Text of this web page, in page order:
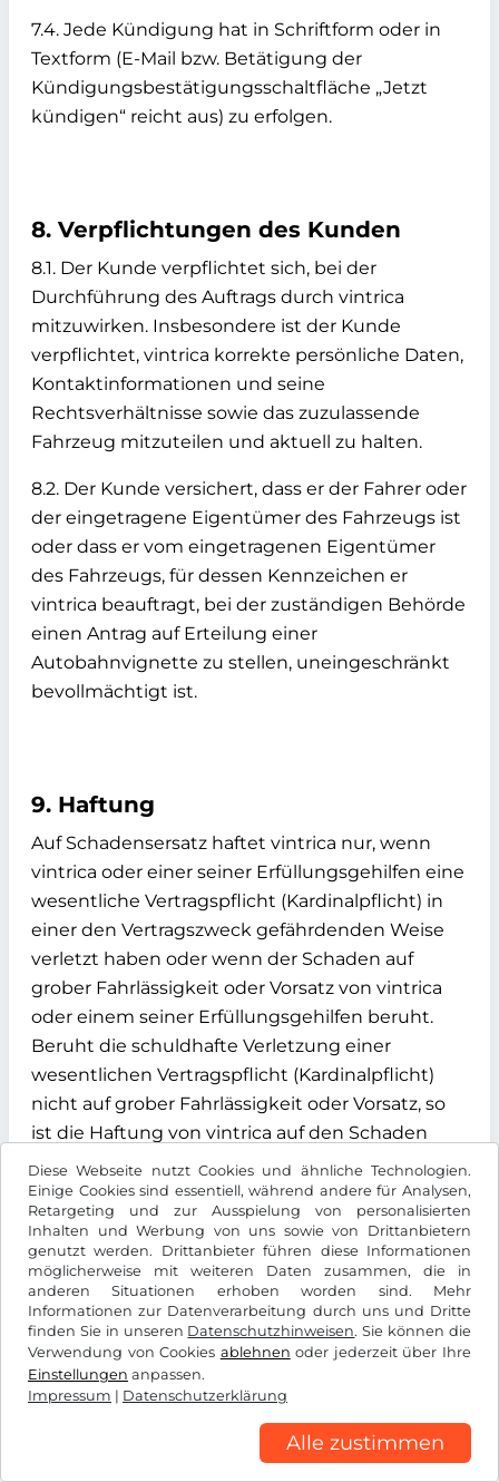
Diese Webseite nutzt Cookies und ähnliche Technologien.
Einige Cookies sind essentiell, während andere für Analysen,
Retargeting und zur Ausspielung von personalisierten
Inhalten und Werbung von uns sowie von Drittanbietern
genutzt werden. Drittanbieter führen diese Informationen
möglicherweise mit weiteren Daten zusammen, die in
anderen Situationen erhoben worden sind. Mehr
Informationen zur Datenverarbeitung durch uns und Dritte
finden Sie in unseren Datenschutzhinweisen. Sie können die
Verwendung von Cookies ablehnen oder jederzeit über Ihre
Einstellungen anpassen.
Impressum | Datenschutzerklärung
Alle zustimmen
7.4. Jede Kündigung hat in Schriftform oder in
Textform (E-Mail bzw. Betätigung der
Kündigungsbestätigungsschaltfläche „Jetzt
kündigen“ reicht aus) zu erfolgen.
8. Verpflichtungen des Kunden
8.1. Der Kunde verpflichtet sich, bei der
Durchführung des Auftrags durch vintrica
mitzuwirken. Insbesondere ist der Kunde
verpflichtet, vintrica korrekte persönliche Daten,
Kontaktinformationen und seine
Rechtsverhältnisse sowie das zuzulassende
Fahrzeug mitzuteilen und aktuell zu halten.
8.2. Der Kunde versichert, dass er der Fahrer oder
der eingetragene Eigentümer des Fahrzeugs ist
oder dass er vom eingetragenen Eigentümer
des Fahrzeugs, für dessen Kennzeichen er
vintrica beauftragt, bei der zuständigen Behörde
einen Antrag auf Erteilung einer
Autobahnvignette zu stellen, uneingeschränkt
bevollmächtigt ist.
9. Haftung
Auf Schadensersatz haftet vintrica nur, wenn
vintrica oder einer seiner Erfüllungsgehilfen eine
wesentliche Vertragspflicht (Kardinalpflicht) in
einer den Vertragszweck gefährdenden Weise
verletzt haben oder wenn der Schaden auf
grober Fahrlässigkeit oder Vorsatz von vintrica
oder einem seiner Erfüllungsgehilfen beruht.
Beruht die schuldhafte Verletzung einer
wesentlichen Vertragspflicht (Kardinalpflicht)
nicht auf grober Fahrlässigkeit oder Vorsatz, so
ist die Haftung von vintrica auf den Schaden
begrenzt, der bei Vertragsschluss
vernünftigerweise vorhersehbar war. Die
Haftung für zugesicherte Eigenschaften, für die
Verletzung von Leben, Körper und Gesundheit,
und aufgrund zwingender gesetzlicher
Vorschriften bleibt unberührt.
10. Widerrufsbelehrung
10.1 Verbraucher haben bei Abschluss eines